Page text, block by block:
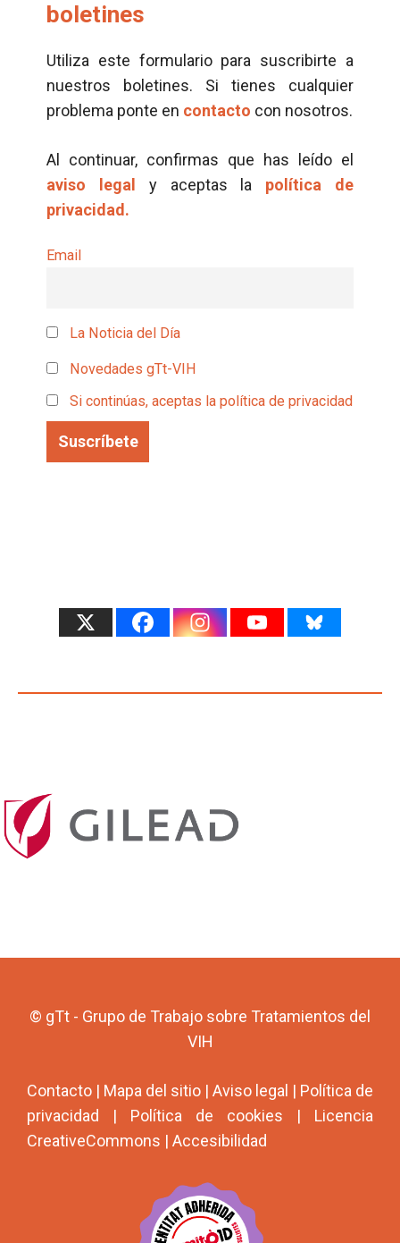
boletines
Utiliza este formulario para suscribirte a
nuestros boletines. Si tienes cualquier
problema ponte en contacto con nosotros.
Al continuar, confirmas que has leído el
aviso legal
y aceptas la política de
privacidad.
Email
La Noticia del Día
Novedades gTt-VIH
Si continúas, aceptas la política de privacidad
© gTt - Grupo de Trabajo sobre Tratamientos del
VIH
Contacto | Mapa del sitio | Aviso legal | Política de
privacidad | Política de cookies | Licencia
CreativeCommons | Accesibilidad